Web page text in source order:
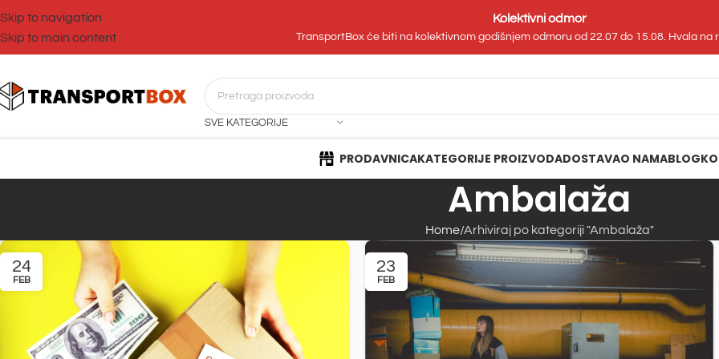
Kolektivni odmor
TransportBox će biti na kolektivnom godišnjem odmoru od 22.07 do 15.08. Hvala na
Skip to navigation
Skip to main content
SVE KATEGORIJE
PRODAVNICAKATEGORIJE PROIZVODADOSTAVAO NAMABLOG
Ambalaža
Home Arhiviraj po kategoriji "Ambalaža"
24
FEB
23
FEB